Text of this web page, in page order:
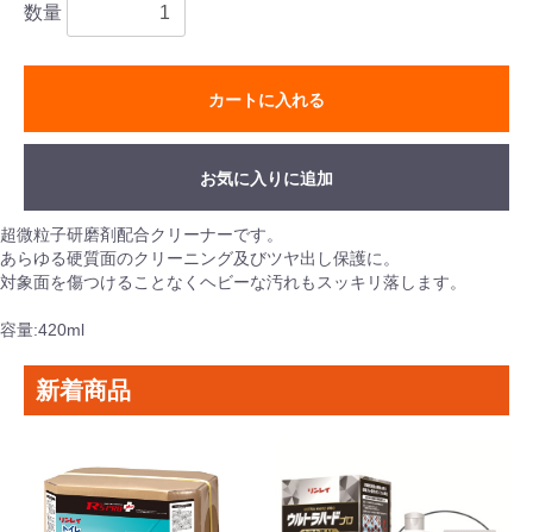
数量
カートに入れる
お気に入りに追加
超微粒子研磨剤配合クリーナーです。
あらゆる硬質面のクリーニング及びツヤ出し保護に。
対象面を傷つけることなくヘビーな汚れもスッキリ落します。
容量:420ml
新着商品